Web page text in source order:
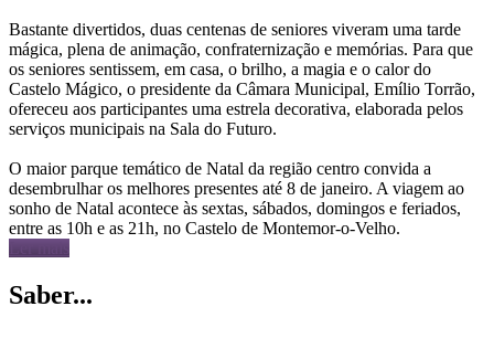
Bastante divertidos, duas centenas de seniores viveram uma tarde
mágica, plena de animação, confraternização e memórias. Para que
os seniores sentissem, em casa, o brilho, a magia e o calor do
Castelo Mágico, o presidente da Câmara Municipal, Emílio Torrão,
ofereceu aos participantes uma estrela decorativa, elaborada pelos
serviços municipais na Sala do Futuro.
O maior parque temático de Natal da região centro convida a
desembrulhar os melhores presentes até 8 de janeiro. A viagem ao
sonho de Natal acontece às sextas, sábados, domingos e feriados,
entre as 10h e as 21h, no Castelo de Montemor-o-Velho.
Ler mais
Saber...